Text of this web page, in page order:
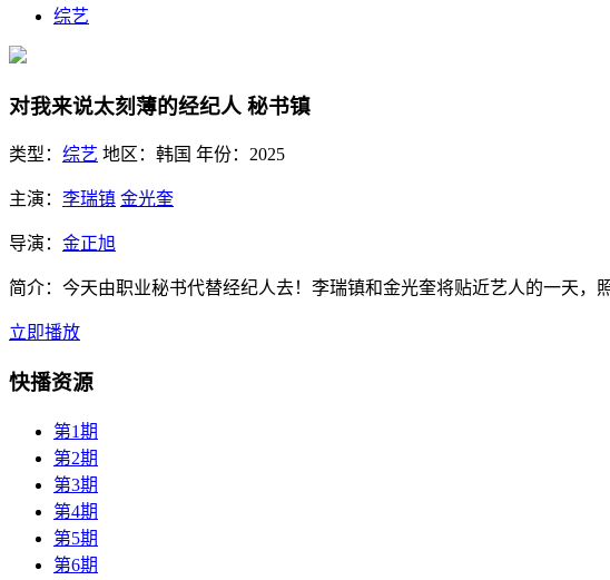
综艺
对我来说太刻薄的经纪人 秘书镇
类型： 综艺 地区： 韩国 年份： 2025
主演： 李瑞镇 金光奎
导演： 金正旭
简介： 今天由职业秘书代替经纪人去！李瑞镇和金光奎将贴近艺人的一天
立即播放
快播资源
第1期
第2期
第3期
第4期
第5期
第6期